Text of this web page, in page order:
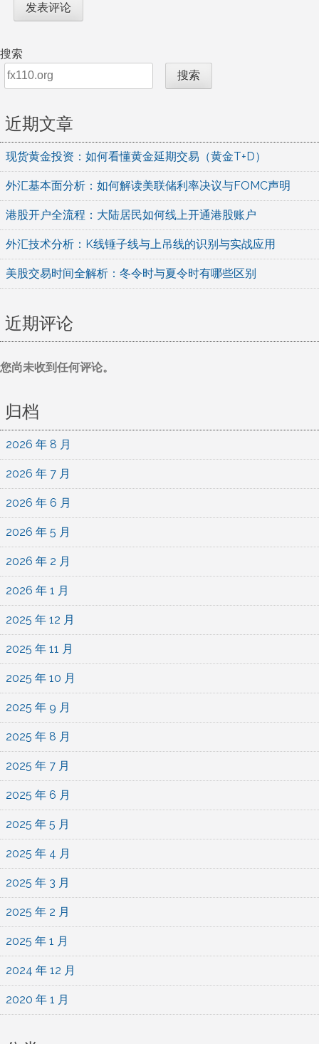
搜索
搜索
近期文章
现货黄金投资：如何看懂黄金延期交易（黄金T+D）
外汇基本面分析：如何解读美联储利率决议与FOMC声明
港股开户全流程：大陆居民如何线上开通港股账户
外汇技术分析：K线锤子线与上吊线的识别与实战应用
美股交易时间全解析：冬令时与夏令时有哪些区别
近期评论
您尚未收到任何评论。
归档
2026 年 8 月
2026 年 7 月
2026 年 6 月
2026 年 5 月
2026 年 2 月
2026 年 1 月
2025 年 12 月
2025 年 11 月
2025 年 10 月
2025 年 9 月
2025 年 8 月
2025 年 7 月
2025 年 6 月
2025 年 5 月
2025 年 4 月
2025 年 3 月
2025 年 2 月
2025 年 1 月
2024 年 12 月
2020 年 1 月